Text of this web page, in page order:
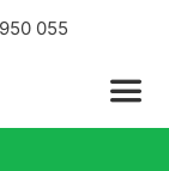
055